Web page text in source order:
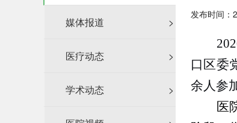
媒体报道 >
医疗动态 >
学术动态 >
发布时间：
口区委
余人参
医